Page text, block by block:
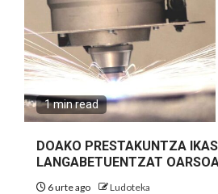
1 min read
DOAKO PRESTAKUNTZA
LANGABETUENTZAT
6 urte ago Ludoteka